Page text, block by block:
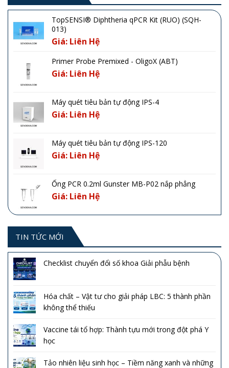
TopSENSI® Diphtheria qPCR Kit (RUO) (SQH-
013)
Giá: Liên Hệ
Primer Probe Premixed - OligoX (ABT)
Giá: Liên Hệ
Máy quét tiêu bản tự động IPS-4
Giá: Liên Hệ
Máy quét tiêu bản tự động IPS-120
Giá: Liên Hệ
Ống PCR 0.2ml Gunster MB-P02 nắp phẳng
Giá: Liên Hệ
TIN TỨC MỚI
Checklist chuyển đổi số khoa Giải phẫu bệnh
Hóa chất – Vật tư cho giải pháp LBC: 5 thành phần
không thể thiếu
Vaccine tái tổ hợp: Thành tựu mới trong đột phá Y
học
Tảo nhiên liệu sinh học – Tiềm năng xanh và những